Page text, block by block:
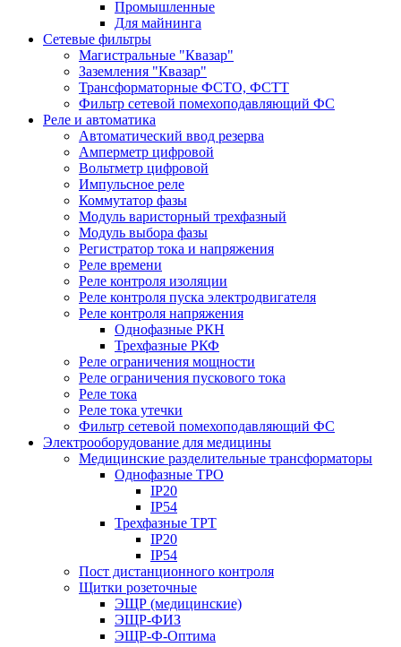
Промышленные
Для майнинга
Сетевые фильтры
Магистральные "Квазар"
Заземления "Квазар"
Трансформаторные ФСТО, ФСТТ
Фильтр сетевой помехоподавляющий ФС
Реле и автоматика
Автоматический ввод резерва
Амперметр цифровой
Вольтметр цифровой
Импульсное реле
Коммутатор фазы
Модуль варисторный трехфазный
Модуль выбора фазы
Регистратор тока и напряжения
Реле времени
Реле контроля изоляции
Реле контроля пуска электродвигателя
Реле контроля напряжения
Однофазные РКН
Трехфазные РКФ
Реле ограничения мощности
Реле ограничения пускового тока
Реле тока
Реле тока утечки
Фильтр сетевой помехоподавляющий ФС
Электрооборудование для медицины
Медицинские разделительные трансформаторы
Однофазные ТРО
IP20
IP54
Трехфазные ТРТ
IP20
IP54
Пост дистанционного контроля
Щитки розеточные
ЭЩР (медицинские)
ЭЩР-ФИЗ
ЭЩР-Ф-Оптима